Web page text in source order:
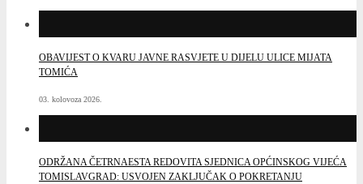
OBAVIJEST O KVARU JAVNE RASVJETE U DIJELU ULICE MIJATA
TOMIĆA
03. kolovoza 2026.
ODRŽANA ČETRNAESTA REDOVITA SJEDNICA OPĆINSKOG VIJEĆA
TOMISLAVGRAD: USVOJEN ZAKLJUČAK O POKRETANJU